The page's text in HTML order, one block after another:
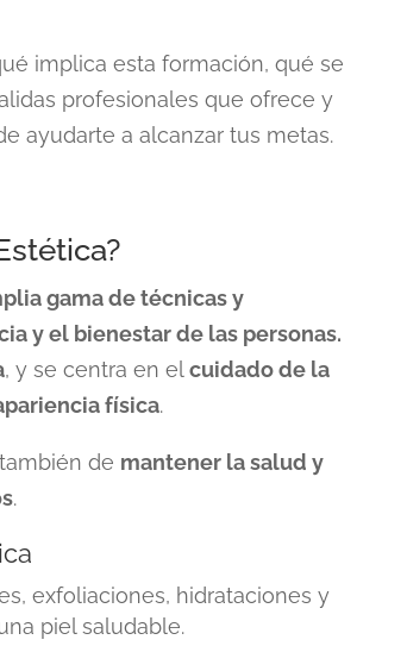
implica esta formación, qué se
profesionales que ofrece y
ayudarte a alcanzar tus metas.
gama de técnicas y
y el bienestar de las personas.
, y se centra en elcuidado de la
física.
de mantener la salud y
.
exfoliaciones, hidrataciones y
piel saludable.